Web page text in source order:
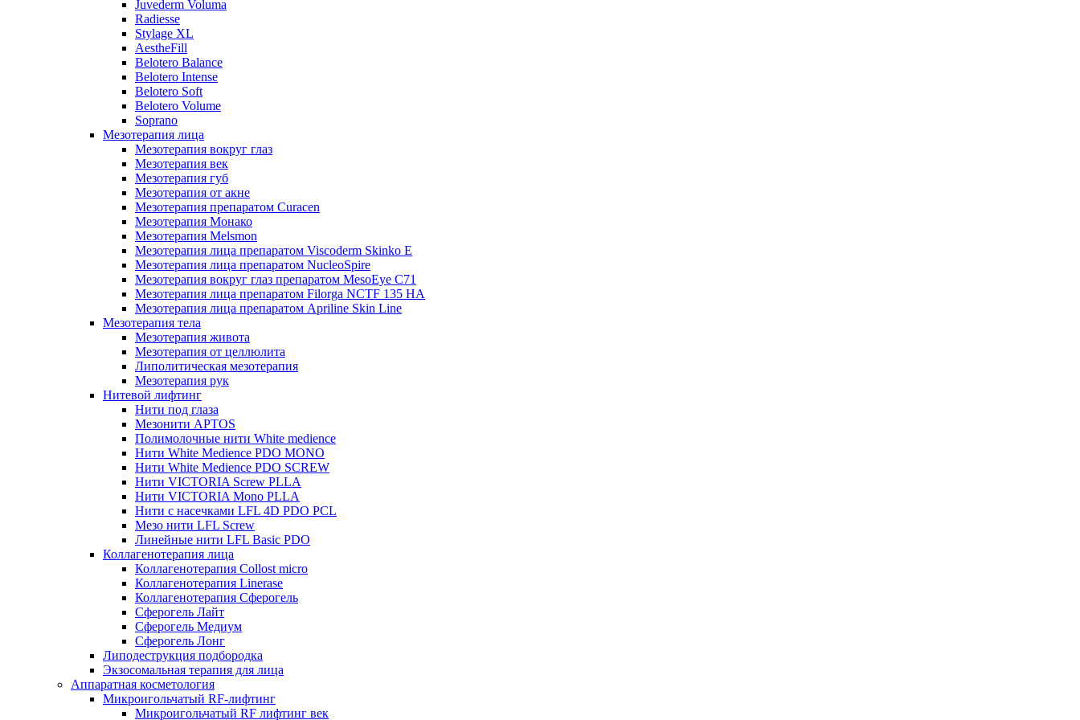
Juvederm Voluma
Radiesse
Stylage XL
AestheFill
Belotero Balance
Belotero Intense
Belotero Soft
Belotero Volume
Soprano
Мезотерапия лица
Мезотерапия вокруг глаз
Мезотерапия век
Мезотерапия губ
Мезотерапия от акне
Мезотерапия препаратом Curacen
Мезотерапия Монако
Мезотерапия Melsmon
Мезотерапия лица препаратом Viscoderm Skinko E
Мезотерапия лица препаратом NucleoSpire
Мезотерапия вокруг глаз препаратом MesoEye С71
Мезотерапия лица препаратом Filorga NCTF 135 HA
Мезотерапия лица препаратом Apriline Skin Line
Мезотерапия тела
Мезотерапия живота
Мезотерапия от целлюлита
Липолитическая мезотерапия
Мезотерапия рук
Нитевой лифтинг
Нити под глаза
Мезонити APTOS
Полимолочные нити White medience
Нити White Medience PDO MONO
Нити White Medience PDO SCREW
Нити VICTORIA Screw PLLA
Нити VICTORIA Mono PLLA
Нити с насечками LFL 4D PDO PCL
Мезо нити LFL Screw
Линейные нити LFL Basic PDO
Коллагенотерапия лица
Коллагенотерапия Collost micro
Коллагенотерапия Linerase
Коллагенотерапия Сферогель
Сферогель Лайт
Сферогель Медиум
Сферогель Лонг
Липодеструкция подбородка
Экзосомальная терапия для лица
Аппаратная косметология
Микроигольчатый RF-лифтинг
Микроигольчатый RF лифтинг век